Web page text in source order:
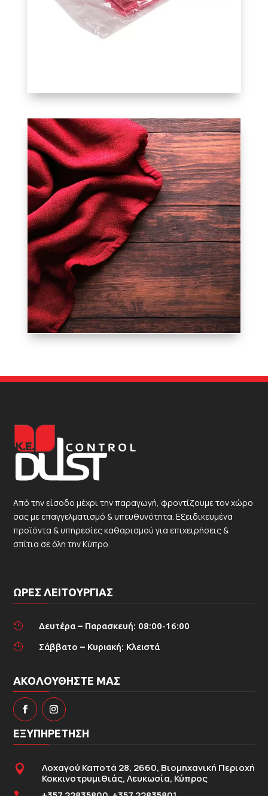
Από την είσοδο μέχρι την παραγωγή, φροντίζουμε τον χώρο
σας με επαγγελματισμό & υπευθυνότητα. Εξειδικευμένα
προϊόντα & υπηρεσίες καθαρισμού για επιχειρήσεις &
σπίτια σε όλη την Κύπρο.
ΩΡΕΣ ΛΕΙΤΟΥΡΓΙΑΣ
 Δευτέρα – Παρασκευή: 08:00-16:00
 Σάββατο – Κυριακή: Κλειστά
ΑΚΟΛΟΥΘΗΣΤΕ ΜΑΣ
ΕΞΥΠΗΡΕΤΗΣΗ

Λοχαγού Καποτά 28, 2660, Βιομηχανική Περιοχή
Κοκκινοτρυμιθιάς, Λευκωσία, Κύπρος